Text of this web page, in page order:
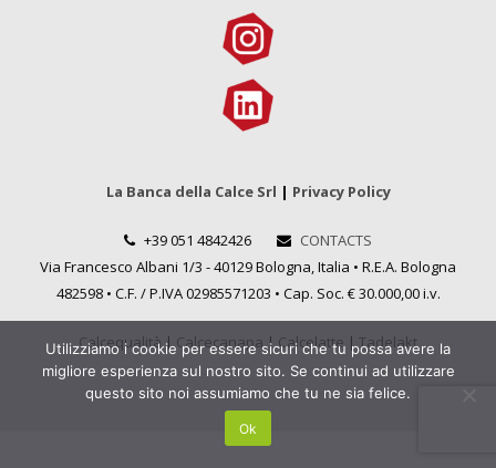
La Banca della Calce Srl | Privacy Policy
+39 051 4842426
CONTACTS
Via Francesco Albani 1/3 - 40129 Bologna, Italia • R.E.A. Bologna
482598 • C.F. / P.IVA 02985571203 • Cap. Soc. € 30.000,00 i.v.
Calcequalità|Calcecanapa|Calcelatte|Tadelakt
Utilizziamo i cookie per essere sicuri che tu possa avere la
migliore esperienza sul nostro sito. Se continui ad utilizzare
questo sito noi assumiamo che tu ne sia felice.
Ok